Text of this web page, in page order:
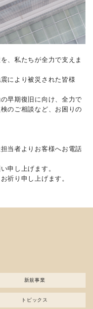
、私たちが全力で支えま
により被災された皆様
早期復旧に向け、全力で
のご相談など、お困りの
当者よりお客様へお電話
申し上げます。
祈り申し上げます。
新規事業
トピックス